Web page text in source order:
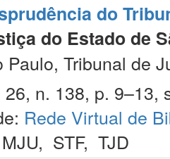
do
do Estado de
Tribunal de
n. 138, p. 9–13,
Rede Virtual de
MJU, STF, TJD